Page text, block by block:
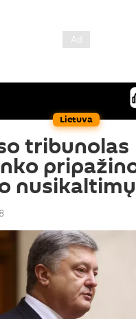
Lietuva
tribunolas
nusikaltimų